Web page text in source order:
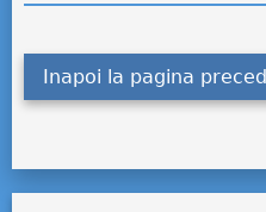
Inapoi la pagina